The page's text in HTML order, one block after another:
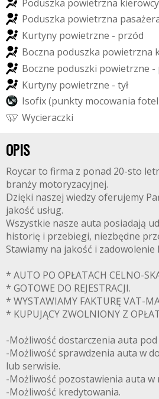
Poduszka powietrzna kierowcy
Poduszka powietrzna pasażer
Kurtyny powietrzne - przód
Boczna poduszka powietrzna
Boczne poduszki powietrzne -
Kurtyny powietrzne - tył
Isofix(punkty mocowania fotel
Wycieraczki
OPIS
Roycar to firma z ponad 20-sto
branży motoryzacyjnej.
Dzięki naszej wiedzy oferujemy
jakość usług.
Wszystkie nasze auta posiadają
historię i przebiegi, niezbędne
Stawiamy na jakość i zadowolenie
* AUTO PO OPŁATACH CELNO-
* GOTOWE DO REJESTRACJI.
* WYSTAWIAMY FAKTURĘ VAT-
* KUPUJĄCY ZWOLNIONY Z
-Możliwość dostarczenia auta pod
-Możliwość sprawdzenia auta w
lub serwisie.
-Możliwość pozostawienia auta w
-Możliwość kredytowania.